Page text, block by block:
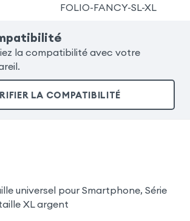
FOLIO-FANCY-SL-XL
la compatibilité avec votre
LA COMPATIBILITÉ
universel pour Smartphone, Série
XL argent